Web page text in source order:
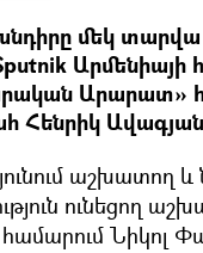
մեկ տարվա
Արմենիայի
Հենրիկ
աշխատող
ունեցող
Նիկոլ